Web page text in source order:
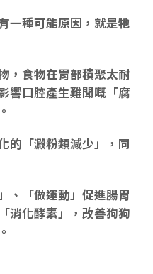
一種可能原因，就是牠
，食物在胃部積聚太耐
響口腔產生難聞嘅 「腐
的「澱粉類減少」，同
、「做運動」促進腸胃
消化酵素」，改善狗狗